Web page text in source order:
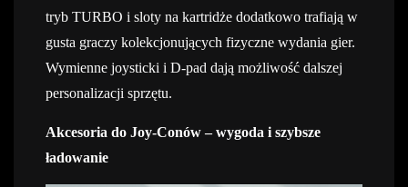
tryb TURBO i sloty na kartridże dodatkowo trafiają w
gusta graczy kolekcjonujących fizyczne wydania gier.
Wymienne joysticki i D-pad dają możliwość dalszej
personalizacji sprzętu.
Akcesoria do Joy-Conów – wygoda i szybsze
ładowanie